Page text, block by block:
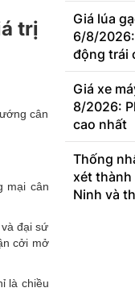
trị
cân
mại cân
đại sứ
cởi mở
là chiều
Giá lúa
6/8/
động trái
Giá xe
8/2026:
cao nhất
Thống
xét thành
Ninh và